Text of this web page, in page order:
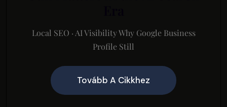
Local SEO · AI Visibility Why Google Business
Profile Still
Tovább A Cikkhez